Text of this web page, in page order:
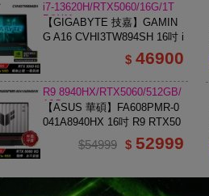
i7-13620H/RTX5060/16G/1T
B/W11
【GIGABYTE 技嘉】GAMIN
G A16 CVHI3TW894SH 16吋 i
7 RTX5060 電競筆電 鋼鐵黑
$ 46900
R9 8940HX/RTX5060/512GB/
16G
【ASUS 華碩】FA608PMR-0
041A8940HX 16吋 R9 RTX50
60 電競筆電
$54999 $ 52999